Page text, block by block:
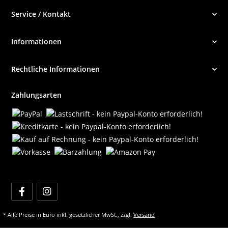
Service / Kontakt
Informationen
Rechtliche Informationen
Zahlungsarten
* Alle Preise in Euro inkl. gesetzlicher MwSt., zzgl.Versand